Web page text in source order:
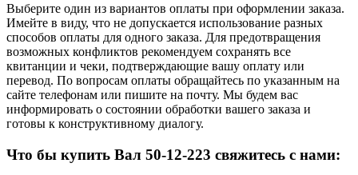
Выберите один из вариантов оплаты при оформлении заказа.
Имейте в виду, что не допускается использование разных
способов оплаты для одного заказа. Для предотвращения
возможных конфликтов рекомендуем сохранять все
квитанции и чеки, подтверждающие вашу оплату или
перевод. По вопросам оплаты обращайтесь по указанным на
сайте телефонам или пишите на почту. Мы будем вас
информировать о состоянии обработки вашего заказа и
готовы к конструктивному диалогу.
Что бы купить Вал 50-12-223 свяжитесь с нами: